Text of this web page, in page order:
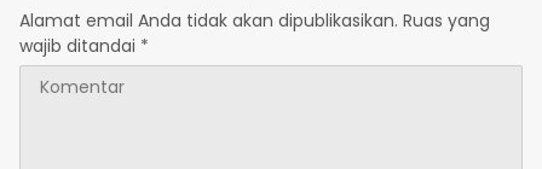
Alamat email Anda tidak akan dipublikasikan. Ruas yang
wajib ditandai *